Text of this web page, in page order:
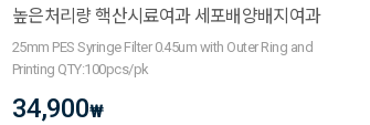
높은처리량 핵산시료여과 세포배양배지여과
25mm PES Syringe Filter 0.45um with Outer Ring and
Printing QTY:100pcs/pk
34,900₩